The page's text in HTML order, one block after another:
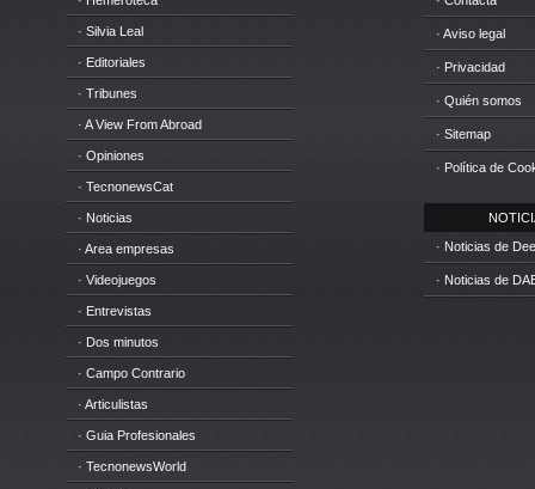
· Silvia Leal
· Editoriales
· Tribunes
· A View From Abroad
· Opiniones
· TecnonewsCat
· Noticias
· Area empresas
· Videojuegos
· Entrevistas
· Dos minutos
· Campo Contrario
· Articulistas
· Guia Profesionales
· TecnonewsWorld
· Aviso legal
· Privacidad
· Quién somos
· Sitemap
· Política de
· Noticias de
· Noticias de